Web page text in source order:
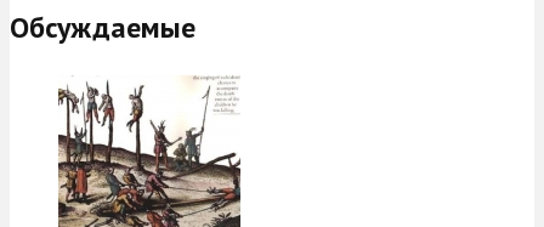
Обсуждаемые